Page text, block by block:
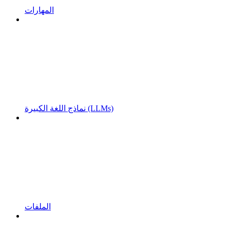
المهارات
نماذج اللغة الكبيرة (LLMs)
الملفات